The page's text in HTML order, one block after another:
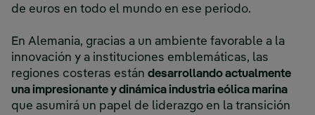
de euros en todo el mundo en ese periodo.
En Alemania, gracias a un ambiente favorable a la
innovación y a instituciones emblemáticas, las
regiones costeras están desarrollando actualmente
una impresionante y dinámica industria eólica marina
que asumirá un papel de liderazgo en la transición